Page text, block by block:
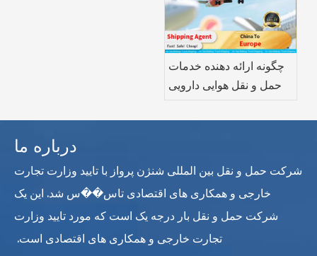
چگونه ارائه دهنده خدمات
حمل و نقل هوایی دارویی
درباره ما
شرکت حمل و نقل بین المللی شنژن پرواز با تایید وزارت تجارت
خارجی و همکاری های اقتصادی تاس��س شد. این یک
شرکت حمل و نقل بار درجه یک است که مورد تایید وزارت
تجارت خارجی و همکاری های اقتصادی است.